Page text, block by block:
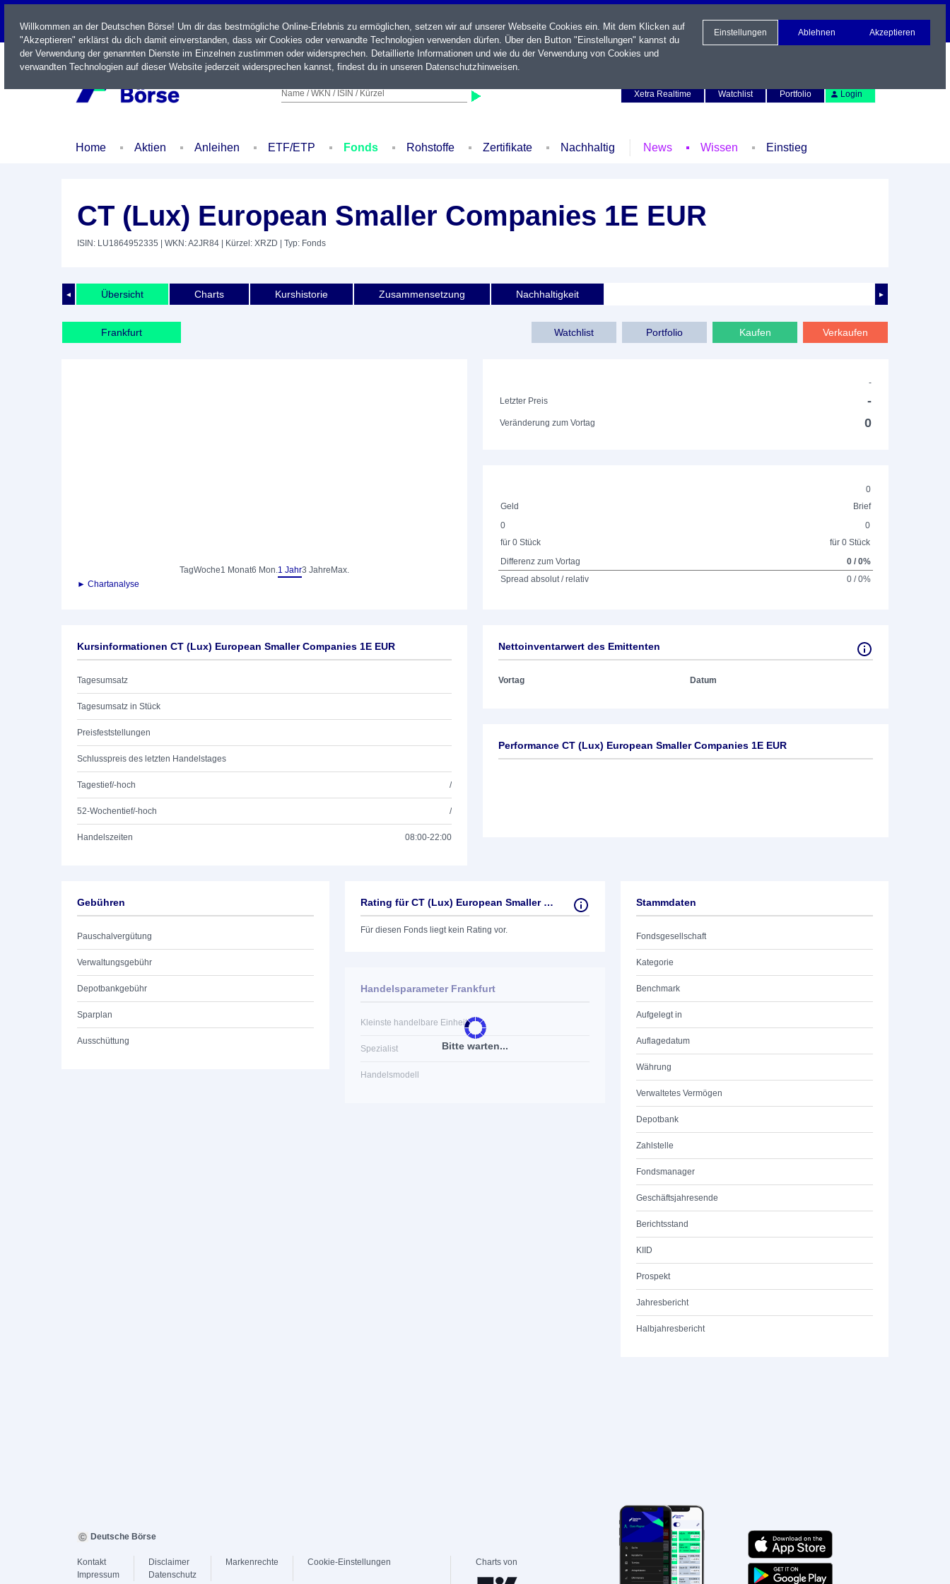
LIVE
Name / WKN / ISIN / Kürzel
Xetra Realtime
Watchlist Portfolio Login
Home Aktien Anleihen ETF/ETP Fonds Rohstoffe Zertifikate Nachhaltig News Wissen Einstieg
CT (Lux) European Smaller Companies 1E EUR
ISIN: LU1864952335 | WKN: A2JR84 | Kürzel: XRZD | Typ: Fonds
◄ ►
Übersicht Charts Kurshistorie Zusammensetzung Nachhaltigkeit
Frankfurt Verkaufen
Kaufen
Portfolio
Watchlist
TagWoche1 Monat6 Mon.1 Jahr3 Jahre Max.
► Chartanalyse
-
Letzter Preis
-
Veränderung zum Vortag 0
0
Geld
Brief
0
für 0 Stück
0
für 0 Stück
Differenz zum Vortag
0 / 0%
Spread absolut / relativ
0 / 0%
Kursinformationen CT (Lux) European Smaller Companies 1E EUR
Tagesumsatz
Tagesumsatz in Stück
Preisfeststellungen
Schlusspreis des letzten Handelstages
Tagestief/-hoch /
52-Wochentief/-hoch /
Handelszeiten 08:00-22:00
Nettoinventarwert des Emittenten
Vortag Datum
Performance CT (Lux) European Smaller Companies 1E EUR
Gebühren
Pauschalvergütung
Verwaltungsgebühr
Depotbankgebühr
Sparplan
Ausschüttung
Rating für CT (Lux) European Smaller Companies 1E EUR
Für diesen Fonds liegt kein Rating vor.
Bitte warten...
Handelsparameter Frankfurt
Kleinste handelbare Einheit
Spezialist
Handelsmodell
Stammdaten
Fondsgesellschaft
Kategorie
Benchmark
Aufgelegt in
Auflagedatum
Währung
Verwaltetes Vermögen
Depotbank
Zahlstelle
Fondsmanager
Geschäftsjahresende
Berichtsstand
KIID
Prospekt
Jahresbericht
Halbjahresbericht
Willkommen an der Deutschen Börse! Um dir das bestmögliche Online-Erlebnis zu ermöglichen, setzen wir auf unserer Webseite Cookies ein. Mit dem Klicken auf
"Akzeptieren" erklärst du dich damit einverstanden, dass wir Cookies oder verwandte Technologien verwenden dürfen. Über den Button "Einstellungen" kannst du
der Verwendung der genannten Dienste im Einzelnen zustimmen oder widersprechen. Detaillierte Informationen und wie du der Verwendung von Cookies und
verwandten Technologien auf dieser Website jederzeit widersprechen kannst, findest du in unseren Datenschutzhinweisen.
Einstellungen Ablehnen Akzeptieren
Deutsche Börse
Kontakt
Impressum
Disclaimer
Datenschutz
Markenrechte Cookie-Einstellungen Charts von